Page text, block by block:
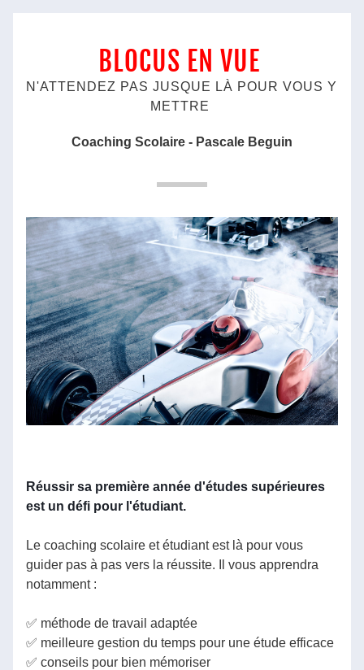
BLOCUS EN VUE
N'ATTENDEZ PAS JUSQUE LÀ POUR VOUS Y
METTRE
Coaching Scolaire - Pascale Beguin
Réussir sa première année d'études supérieures
est un défi pour l'étudiant.
Le coaching scolaire et étudiant est là pour vous
guider pas à pas vers la réussite. Il vous apprendra
notamment :
✅ méthode de travail adaptée
✅ meilleure gestion du temps pour une étude efficace
✅ conseils pour bien mémoriser